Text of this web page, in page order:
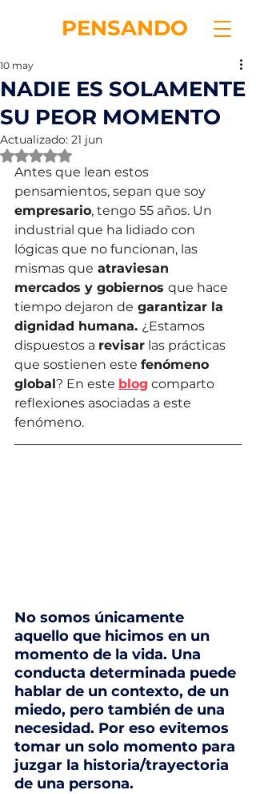
PENSANDO
NADIE ES SOLAMENTE
SU PEOR MOMENTO
10 may
Actualizado: 21 jun
Obtuvo NaN de 5 estrellas.
Antes que lean estos
pensamientos, sepan que soy
empresario, tengo 55 años. Un
industrial que ha lidiado con
lógicas que no funcionan, las
mismas que atraviesan
mercados y gobiernos que hace
tiempo dejaron de garantizar la
dignidad humana. ¿Estamos
dispuestos a revisar las prácticas
que sostienen este fenómeno
global? En este blog comparto
reflexiones asociadas a este
fenómeno.
No somos únicamente
aquello que hicimos en un
momento de la vida. Una
conducta determinada puede
hablar de un contexto, de un
miedo, pero también de una
necesidad. Por eso evitemos
tomar un solo momento para
juzgar la historia/trayectoria
de una persona.